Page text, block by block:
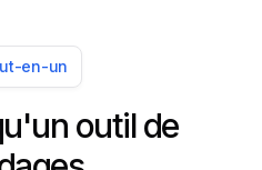
en-un
outil de